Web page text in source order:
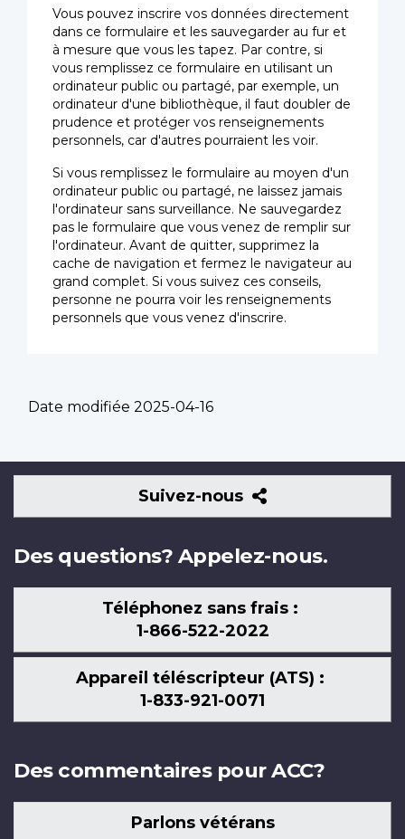
Vous pouvez inscrire vos données directement
dans ce formulaire et les sauvegarder au fur et
à mesure que vous les tapez. Par contre, si
vous remplissez ce formulaire en utilisant un
ordinateur public ou partagé, par exemple, un
ordinateur d'une bibliothèque, il faut doubler de
prudence et protéger vos renseignements
personnels, car d'autres pourraient les voir.
Si vous remplissez le formulaire au moyen d'un
ordinateur public ou partagé, ne laissez jamais
l'ordinateur sans surveillance. Ne sauvegardez
pas le formulaire que vous venez de remplir sur
l'ordinateur. Avant de quitter, supprimez la
cache de navigation et fermez le navigateur au
grand complet. Si vous suivez ces conseils,
personne ne pourra voir les renseignements
personnels que vous venez d'inscrire.
Date modifiée 2025-04-16
Suivez-nous
Suivez-
nous
Des questions? Appelez-nous.
Téléphonez sans frais :
1-866-522-2022
Appareil téléscripteur (ATS) :
1-833-921-0071
Des commentaires pour ACC?
Parlons vétérans